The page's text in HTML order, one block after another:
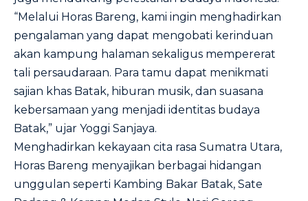
“Melalui Horas Bareng, kami ingin menghadirkan
pengalaman yang dapat mengobati kerinduan
akan kampung halaman sekaligus mempererat
tali persaudaraan. Para tamu dapat menikmati
sajian khas Batak, hiburan musik, dan suasana
kebersamaan yang menjadi identitas budaya
Batak,” ujar Yoggi Sanjaya.
Menghadirkan kekayaan cita rasa Sumatra Utara,
Horas Bareng menyajikan berbagai hidangan
unggulan seperti Kambing Bakar Batak, Sate